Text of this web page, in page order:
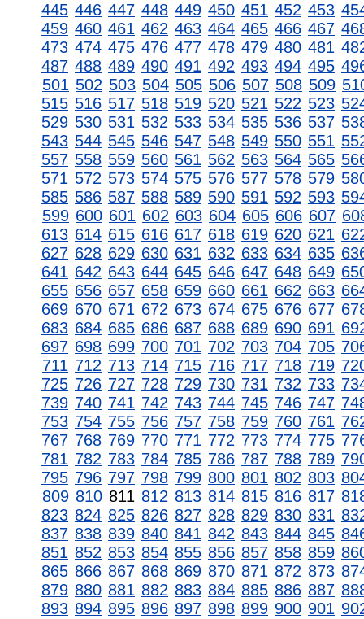
445 446 447 448 449 450 451 452 453
459 460 461 462 463 464 465 466 467
473 474 475 476 477 478 479 480 481
487 488 489 490 491 492 493 494 495
501 502 503 504 505 506 507 508 509
515 516 517 518 519 520 521 522 523
529 530 531 532 533 534 535 536 537
543 544 545 546 547 548 549 550 551
557 558 559 560 561 562 563 564 565
571 572 573 574 575 576 577 578 579
585 586 587 588 589 590 591 592 593
599 600 601 602 603 604 605 606 607
613 614 615 616 617 618 619 620 621
627 628 629 630 631 632 633 634 635
641 642 643 644 645 646 647 648 649
655 656 657 658 659 660 661 662 663
669 670 671 672 673 674 675 676 677
683 684 685 686 687 688 689 690 691
697 698 699 700 701 702 703 704 705
711 712 713 714 715 716 717 718 719
725 726 727 728 729 730 731 732 733
739 740 741 742 743 744 745 746 747
753 754 755 756 757 758 759 760 761
767 768 769 770 771 772 773 774 775
781 782 783 784 785 786 787 788 789
795 796 797 798 799 800 801 802 803
809 810 811 812 813 814 815 816 817
823 824 825 826 827 828 829 830 831
837 838 839 840 841 842 843 844 845
851 852 853 854 855 856 857 858 859
865 866 867 868 869 870 871 872 873
879 880 881 882 883 884 885 886 887
893 894 895 896 897 898 899 900 901